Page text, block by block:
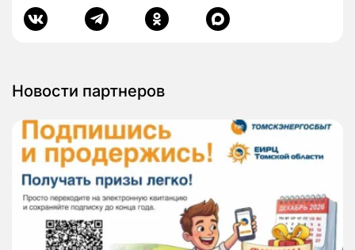
Новости партнеров